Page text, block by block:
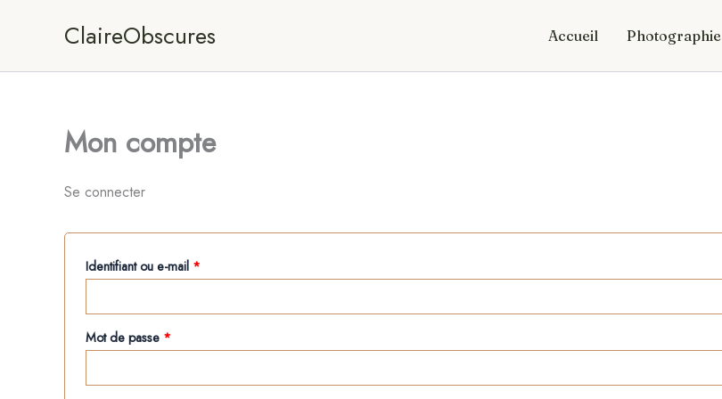
ClaireObscures Accueil Photographie
Mon compte
Se connecter
Identifiant ou e-mail *
Mot de passe *